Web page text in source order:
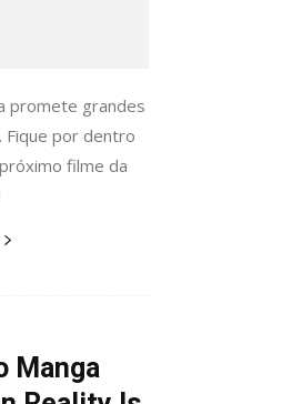
promete grandes
Fique por dentro
filme da
Manga